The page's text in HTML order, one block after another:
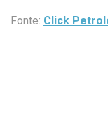
Fonte: Click